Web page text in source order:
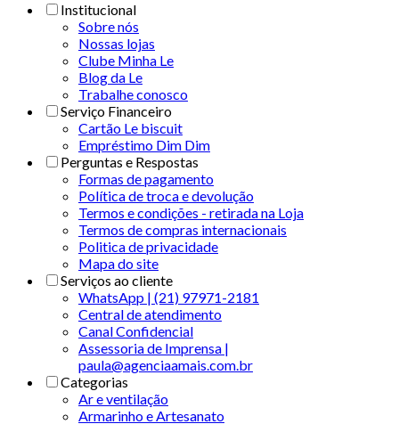
Institucional
Sobre nós
Nossas lojas
Clube Minha Le
Blog da Le
Trabalhe conosco
Serviço Financeiro
Cartão Le biscuit
Empréstimo Dim Dim
Perguntas e Respostas
Formas de pagamento
Política de troca e devolução
Termos e condições - retirada na Loja
Termos de compras internacionais
Politica de privacidade
Mapa do site
Serviços ao cliente
WhatsApp | (21) 97971-2181
Central de atendimento
Canal Confidencial
Assessoria de Imprensa |
paula@agenciaamais.com.br
Categorias
Ar e ventilação
Armarinho e Artesanato